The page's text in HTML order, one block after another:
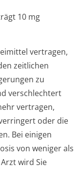
10 mg
vertragen,
zeitlichen
zu
verschlechtert
vertragen,
oder die
Bei einigen
von weniger als
wird Sie